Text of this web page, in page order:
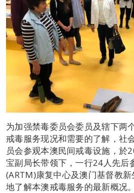
为加强禁毒委员会委员及辖下两
戒毒服务现况和需要的了解，社
员会参观本澳民间戒毒设施，於
宝副局长带领下，一行24人先后
(ARTM)康复中心及澳门基督教
地了解本澳戒毒服务的最新概况。